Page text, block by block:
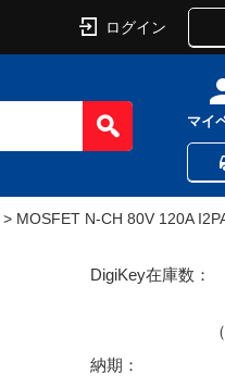
ログイン
マイ
> MOSFET N-CH 80V 120A
DigiKey在庫数：
（
納期：